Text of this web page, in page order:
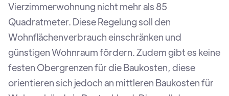
Vierzimmerwohnung nicht mehr als 85
Quadratmeter. Diese Regelung soll den
Wohnflächenverbrauch einschränken und
günstigen Wohnraum fördern. Zudem gibt es keine
festen Obergrenzen für die Baukosten, diese
orientieren sich jedoch an mittleren Baukosten für